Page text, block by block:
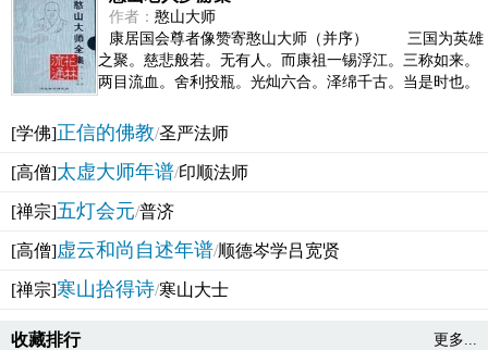
作者： 憨山大师
康居国会尊者像赞寄憨山大师（并序） 三国为英雄
之聚。慈悲般若。无有人。而康祖一锡浮江。三称如来。
两目流血。舍利投瓶。光灿六合。泽绵千古。当是时也。
[学佛]正信的佛教/圣严法师
[高僧]太虚大师年谱/印顺法师
[禅宗]五灯会元/普济
[高僧]虚云和尚自述年谱/顺德岑学吕宽贤
[禅宗]寒山拾得诗/寒山大士
收藏排行 更多...